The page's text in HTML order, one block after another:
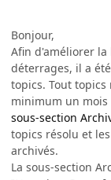
Bonjour,
Afin d'améliorer
déterrages, il a
topics. Tout
minimum un mois
sous-section
topics résolu et
archivés.
La sous-section